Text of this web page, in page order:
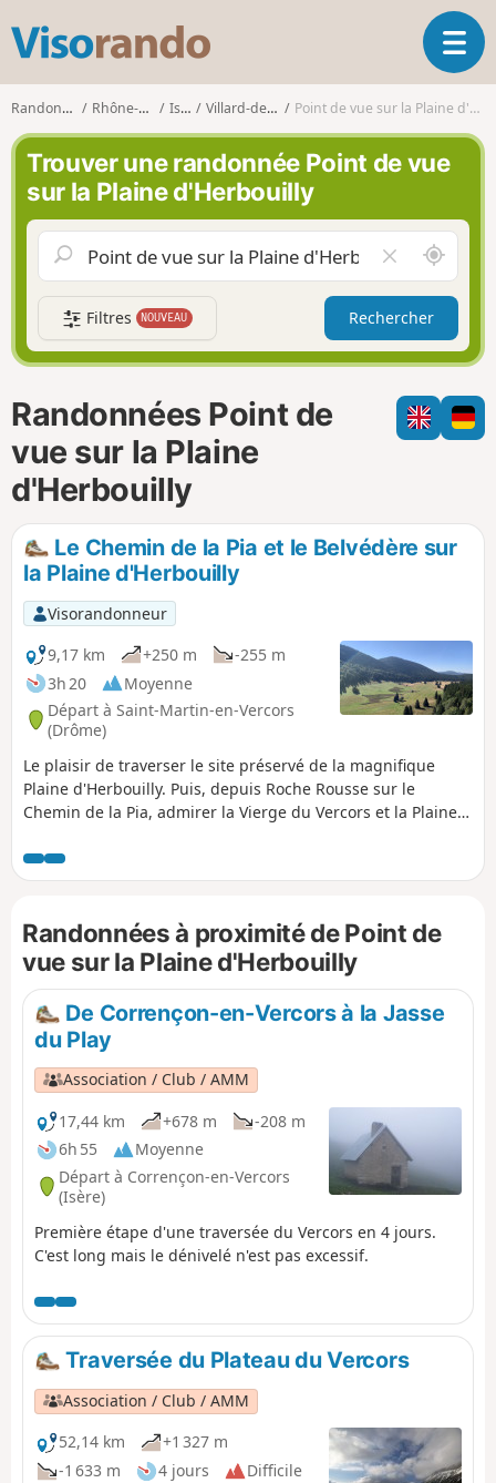
s
o
r
n
d
o
O
u
a
n
v
g
a
i
o
Randonnées Rhône-Alpes Isère Villard-de-Lans Point de vue sur la Plaine d'Herbouilly
Trouver une randonnée Point de vue
sur la Plaine d'Herbouilly
i
d
e
r
l
e
h
A
u
t
u
r
d
e
m
Filtres NOUVEAU Rechercher
Randonnées Point de
vue sur la Plaine
d'Herbouilly
Le Chemin de la Pia et le Belvédère sur
la Plaine d'Herbouilly
Visorandonneur
9,17 km
+250 m
-255 m
3h 20
Moyenne
Départ à Saint-Martin-en-Vercors
(Drôme)
Le plaisir de traverser le site préservé de la magnifique
Plaine d'Herbouilly. Puis, depuis Roche Rousse sur le
Chemin de la Pia, admirer la Vierge du Vercors et la Plaine
Chaumes, embrasser la Plaine d'Herbouilly d'un seul
regard.
Randonnées à proximité de Point de
vue sur la Plaine d'Herbouilly
De Corrençon-en-Vercors à la Jasse
du Play
Association / Club / AMM
17,44 km
+678 m
-208 m
6h 55
Moyenne
Départ à Corrençon-en-Vercors
(Isère)
Première étape d'une traversée du Vercors en 4 jours.
C'est long mais le dénivelé n'est pas excessif.
Traversée du Plateau du Vercors
Association / Club / AMM
52,14 km
+1 327 m
-1 633 m
4 jours
Difficile